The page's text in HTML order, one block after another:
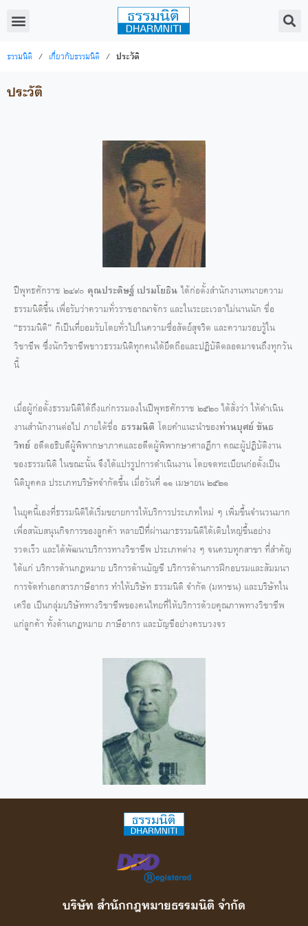
ธรรมนิติ / เกี่ยวกับธรรมนิติ / ประวัติ
ประวัติ
ปีพุทธศักราช ๒๔๙๐ คุณประดิษฐ์ เปรมโยธินได้ก่อตั้งสำนักงานทนายความ
ธรรมนิติขึ้น เพื่อรับว่าความทั่วราชอาณาจักร และในระยะเวลาไม่นานนัก ชื่อ
“ธรรมนิติ” ก็เป็นที่ยอมรับโดยทั่วไปในความซื่อสัตย์สุจริต และความรอบรู้ใน
วิชาชีพ ซึ่งนักวิชาชีพชาวธรรมนิติทุกคนได้ยึดถือและปฏิบัติตลอดมาจนถึงทุกวัน
นี้
เมื่อผู้ก่อตั้งธรรมนิติได้ถึงแก่กรรมลงในปีพุทธศักราช ๒๕๒๐ ได้สั่งว่า ให้ดำเนิน
งานสำนักงานต่อไป ภายใต้ชื่อ ธรรมนิติ โดยคำแนะนำของท่านบุศย์ ขันธ
วิทย์ อดีตอธิบดีผู้พิพากษาภาคและอดีตผู้พิพากษาศาลฎีกา คณะผู้ปฎิบัติงาน
ของธรรมนิติ ในขณะนั้น จึงได้แปรรูปการดำเนินงาน โดยจดทะเบียนก่อตั้งเป็น
นิติบุคคล ประเภทบริษัทจำกัดขึ้น เมื่อวันที่ ๑๑ เมษายน ๒๕๒๑
ในยุคนี้เองที่ธรรมนิติได้เริ่มขยายการให้บริการประเภทใหม่ ๆ เพิ่มขึ้นจำนวนมาก
เพื่อสนับสนุนกิจการของลูกค้า หลายปีที่ผ่านมาธรรมนิติได้เติบใหญ่ขึ้นอย่าง
รวดเร็ว และได้พัฒนาบริการทางวิชาชีพ ประเภทต่าง ๆ จนครบทุกสาขา ที่สำคัญ
ได้แก่ บริการด้านกฎหมาย บริการด้านบัญชี บริการด้านการฝึกอบรมและสัมมนา
การจัดทำเอกสารภาษีอากร ทำให้บริษัท ธรรมนิติ จำกัด (มหาชน) และบริษัทใน
เครือ เป็นกลุ่มบริษัททางวิชาชีพของคนไทยที่ให้บริการด้วยคุณภาพทางวิชาชีพ
แก่ลูกค้า ทั้งด้านกฎหมาย ภาษีอากร และบัญชีอย่างครบวงจร
บริษัท สํานักกฎหมายธรรมนิติ จํากัด